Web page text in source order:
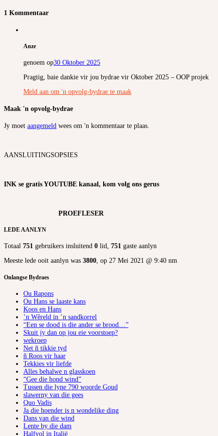
1 Kommentaar
Anze
genoem op30 Oktober 2025
Pragtig, baie dankie vir jou bydrae vir Oktober 2025 – OOP projek
Meld aan om 'n opvolg-bydrae te maak
Maak 'n opvolg-bydrae
Jy moet aangemeld wees om 'n kommentaar te plaas.
AANSLUITINGSOPSIES
INK se gratis YOUTUBE kanaal, kom volg ons gerus
PROEFLESER
LEDE AANLYN
Totaal 751 gebruikers insluitend 0 lid, 751 gaste aanlyn
Meeste lede ooit aanlyn was 3800, op 27 Mei 2021 @ 9:40 nm
Onlangse Bydraes
Ou Rapons
Ou Hans se laaste kans
Koos en Hans
’n Wêreld in ’n sandkorrel
“Een se dood is die ander se brood…”
Skuit jy dan op jou eie voorstoep?
wekroep
Net ñ tikkie tyd
ñ Roos vir haar
Tekkies vir liefde
Alles behalwe n glasskoen
“Gee die hond wind”
Tussen die lyne 790 woorde Goud
slawerny van die gees
Quo Vadis
Ja die hoender is n wondelike ding
Dans van die wind
Lente by die dam
Halfvol in Italië